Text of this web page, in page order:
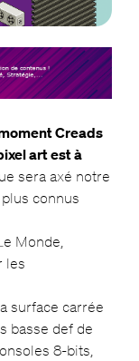
Creads
art est à
sera axé notre
connus
Monde,
les
surface carrée
basse def de
8-bits,